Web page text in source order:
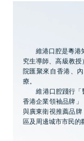
維港口腔是粵港
究生導師、高級教
院匯聚來自香港、
療。
維港口腔踐行「
香港企業領袖品牌
與廣東衛視推薦品
區及周邊城市市民的